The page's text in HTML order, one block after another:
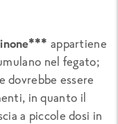
appartiene
nel fegato;
dovrebbe essere
in quanto il
a piccole dosi in